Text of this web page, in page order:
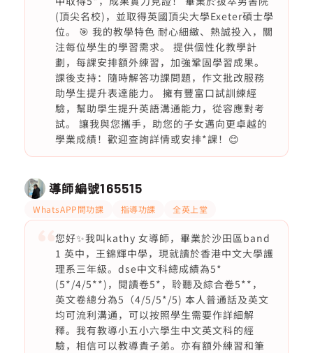
(頂尖名校)，並取得英國頂尖大學Exeter碩士學
位。 🎯 我的教學特色 耐心細緻、熱誠投入，關
注每位學生的學習需求。 提供個性化教學計
劃，每課安排額外練習，加強鞏固學習成果。
課後支持：隨時解答功課問題，作文批改服務
助學生提升表達能力。 擁有豐富口試訓練經
驗，幫助學生提升英語溝通能力，從容應對考
試。 讓我與您攜手，助您的子女邁向更卓越的
學業成績！歡迎查詢詳情或安排*課！😊
導師編號165515
WhatsAPP問功課 指導功課 全英上堂
您好✨我叫kathy 女導師，畢業於沙田區band
1 英中，王錦輝中學，現就讀於香港中文大學護
理系三年級。dse中文科總成績為5*
(5*/4/5**)，閱讀卷5*，聆聽及綜合卷5**，
英文卷總分為5（4/5/5*/5) 本人普通話及英文
均可流利溝通，可以按照學生需要作詳細解
釋。我有教導小五小六學生中文英文科的經
驗，相信可以教導貴子弟。亦有額外練習和筆